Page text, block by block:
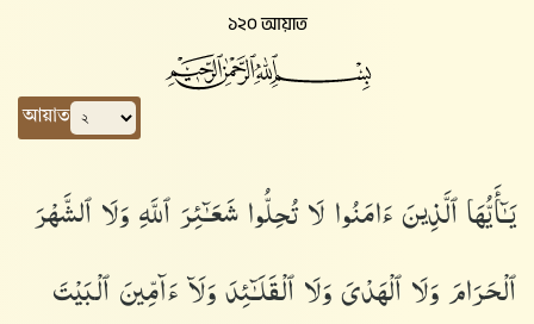
১২০ আয়াত
আয়াত
يَـٰٓأَيُّهَا ٱلَّذِينَ ءَامَنُوا۟ لَا تُحِلُّوا۟ شَعَـٰٓئِرَ ٱللَّهِ وَلَا ٱلشَّهْرَ
ٱلْحَرَامَ وَلَا ٱلْهَدْىَ وَلَا ٱلْقَلَـٰٓئِدَ وَلَآ ءَآمِّينَ ٱلْبَيْتَ